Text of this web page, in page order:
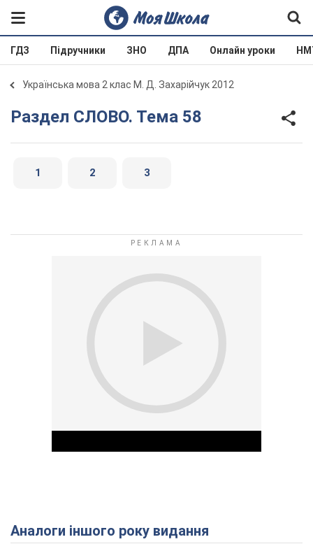
ГДЗ Підручники ЗНО ДПА Онлайн уроки
Українська мова 2 клас М. Д. Захарійчук 2012
Раздел СЛОВО. Тема 58
1 2 3
Play Video
Аналоги іншого року видання